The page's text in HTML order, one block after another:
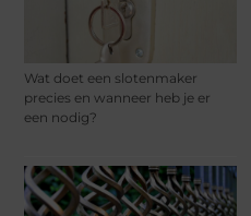
Wat doet een slotenmaker
precies en wanneer heb je er
een nodig?